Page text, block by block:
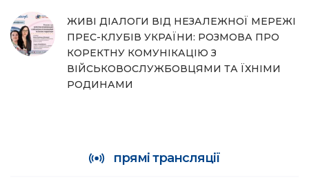
ЖИВІ ДІАЛОГИ ВІД НЕЗАЛЕЖНОЇ МЕРЕЖІ
ПРЕС-КЛУБІВ УКРАЇНИ: РОЗМОВА ПРО
КОРЕКТНУ КОМУНІКАЦІЮ З
ВІЙСЬКОВОСЛУЖБОВЦЯМИ ТА ЇХНІМИ
РОДИНАМИ
прямі трансляції